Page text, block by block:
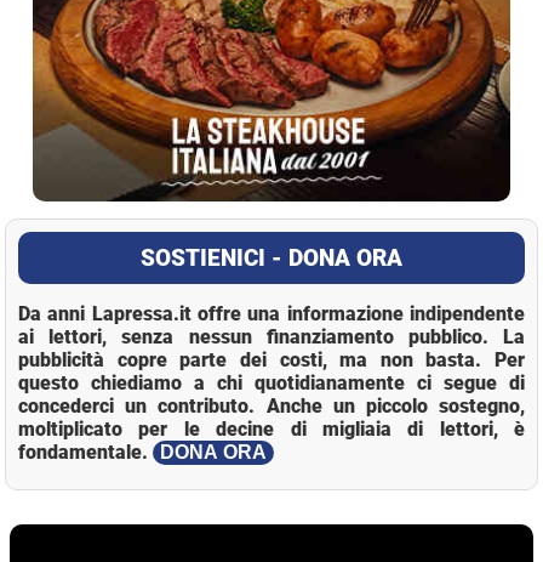
SOSTIENICI - DONA ORA
Da anni Lapressa.it offre una informazione indipendente
ai lettori, senza nessun finanziamento pubblico. La
pubblicità copre parte dei costi, ma non basta. Per
questo chiediamo a chi quotidianamente ci segue di
concederci un contributo. Anche un piccolo sostegno,
moltiplicato per le decine di migliaia di lettori, è
fondamentale.
DONA ORA